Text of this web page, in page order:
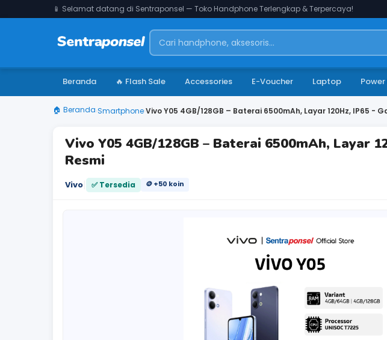
📱 Selamat datang di Sentraponsel — Toko Handphone Terlengkap & Terpercaya!
Beranda 🔥 Flash Sale Accessories E-Voucher Laptop
🏠 Beranda›Smartphone›Vivo Y05 4GB/128GB – Baterai 6500mAh, Layar 120Hz, IP65 -
Vivo Y05 4GB/128GB – Baterai 6500mAh, Layar
Resmi
Vivo ✅ Tersedia 🪙 +50 koin